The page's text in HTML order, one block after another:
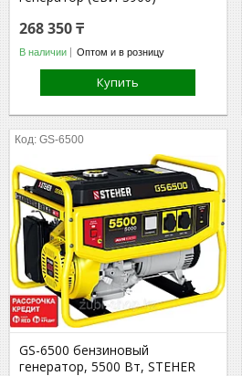
268 350 ₸
В наличии Оптом и в розницу
Купить
GS-6500
GS-6500 бензиновый
генератор, 5500 Вт, STEHER